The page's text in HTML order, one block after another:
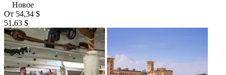
Новое
От 54,34 $
51,63 $